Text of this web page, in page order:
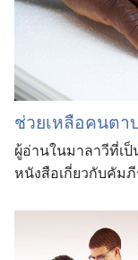
ช่วยเหลือคนตา
ผู้อ่านในมาลาวีที่เ
หนังสือเกี่ยวกับคัมภี